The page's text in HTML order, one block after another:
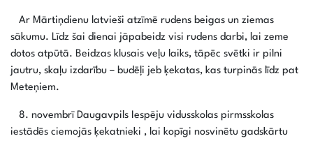
Ar Mārtiņdienu latvieši atzīmē rudens beigas un ziemas
sākumu. Līdz šai dienai jāpabeidz visi rudens darbi, lai zeme
dotos atpūtā. Beidzas klusais veļu laiks, tāpēc svētki ir pilni
jautru, skaļu izdarību – budēļi jeb ķekatas, kas turpinās līdz pat
Meteņiem.
8. novembrī Daugavpils Iespēju vidusskolas pirmsskolas
iestādēs ciemojās ķekatnieki , lai kopīgi nosvinētu gadskārtu